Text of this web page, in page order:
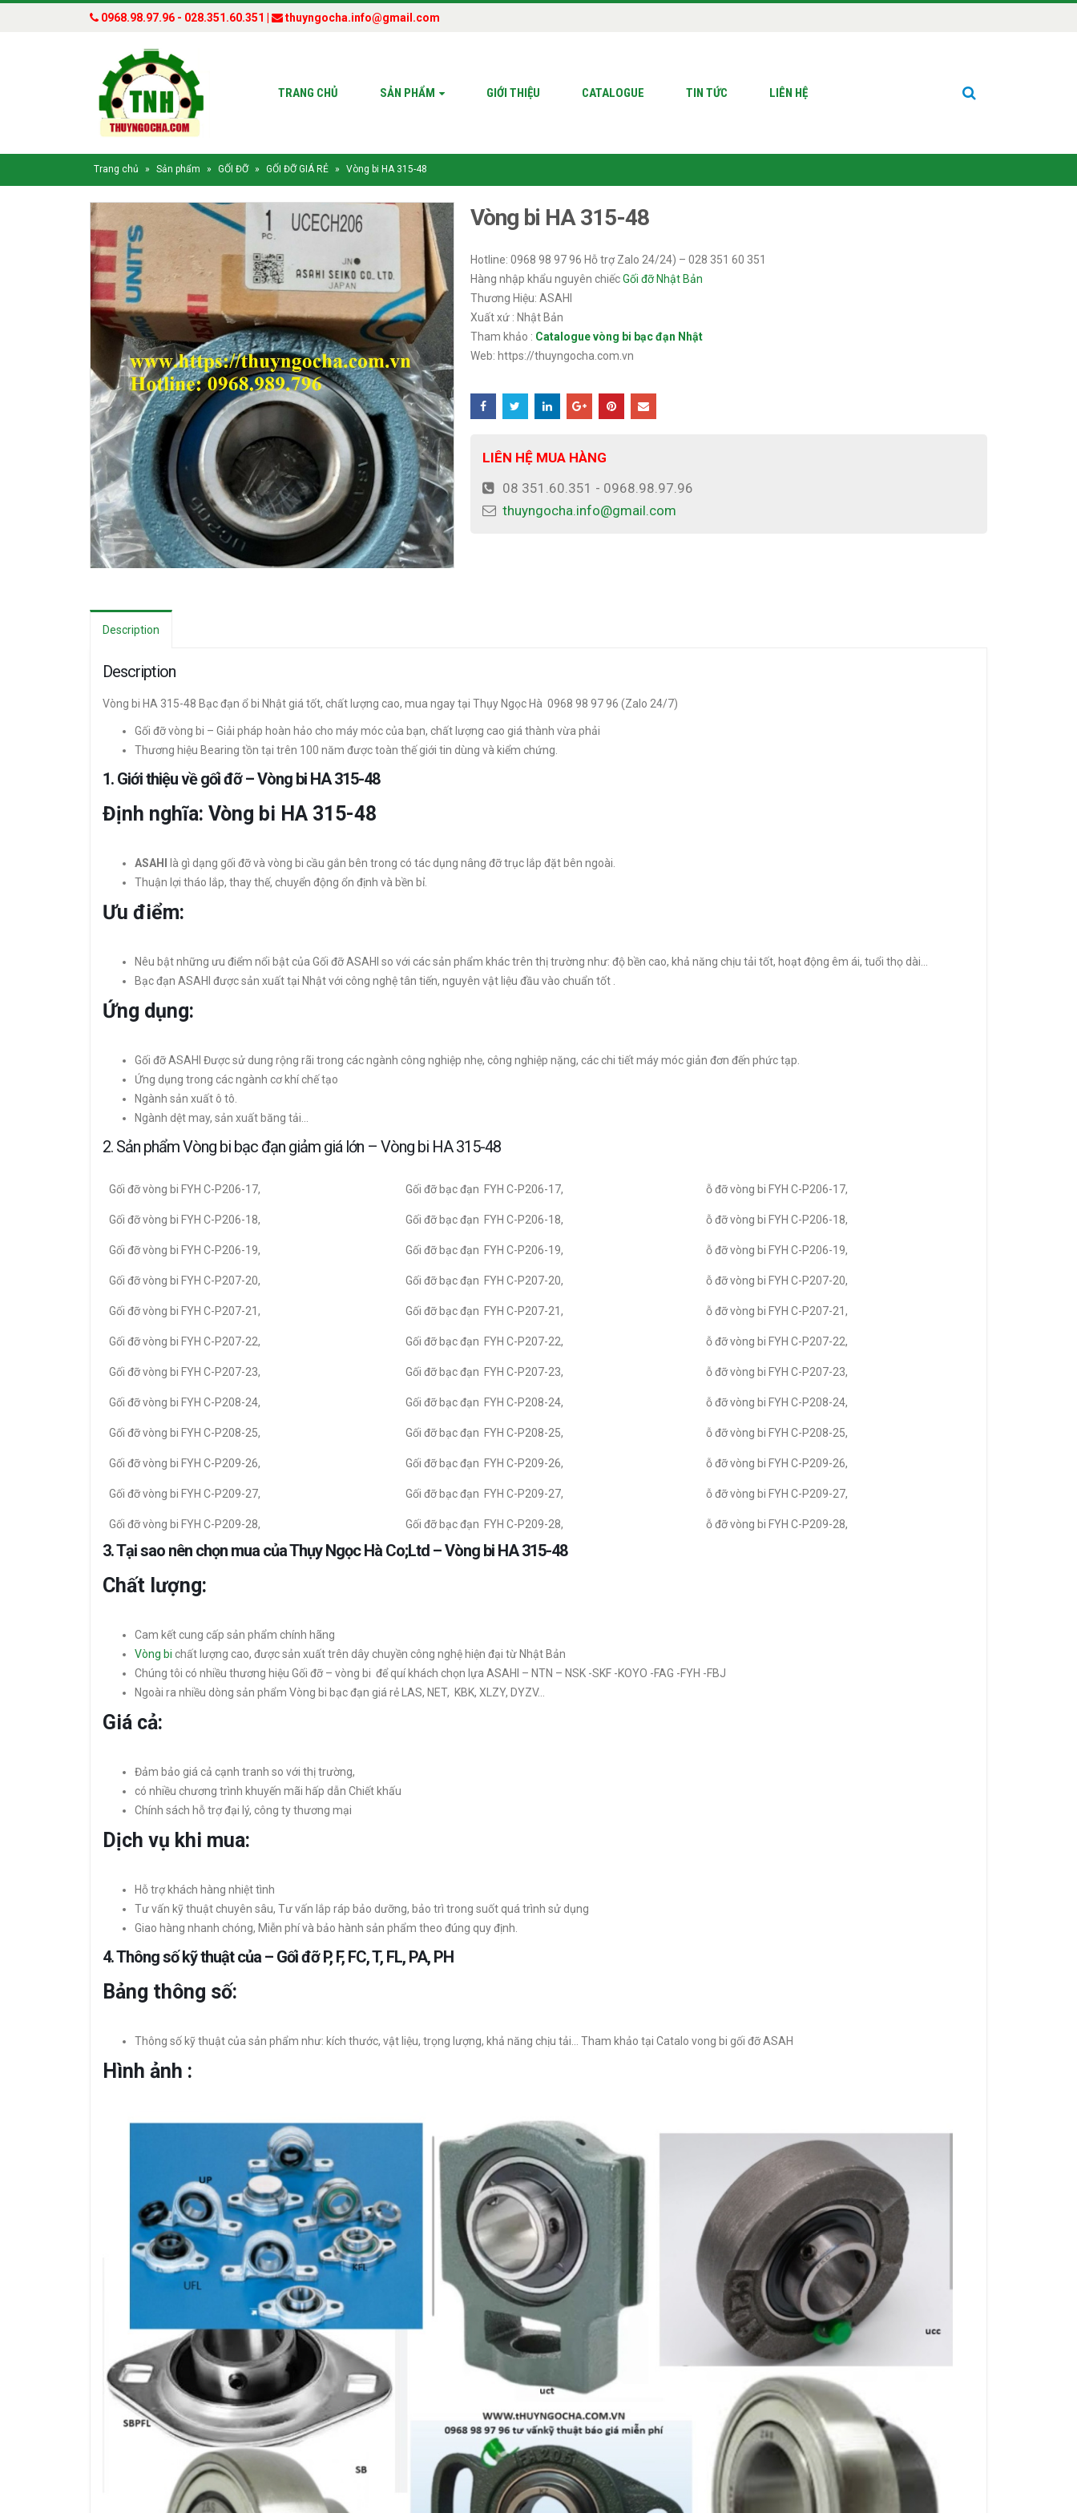
0968.98.97.96 - 028.351.60.351 | thuyngocha.info@gmail.com
TRANG CHỦ SẢN PHẨM GIỚI THIỆU CATALOGUE TIN TỨC LIÊN HỆ
Trang chủ » Sản phẩm » GỐI ĐỠ » GỐI ĐỠ GIÁ RẺ » Vòng bi HA 315-48
Vòng bi HA 315-48
Hotline: 0968 98 97 96 Hỗ trợ Zalo 24/24) – 028 351 60 351
Hàng nhập khẩu nguyên chiếcGối đỡ Nhật Bản
Thương Hiệu: ASAHI
Xuất xứ : Nhật Bản
Tham khảo : Catalogue vòng bi bạc đạn Nhật
Web: https://thuyngocha.com.vn
LIÊN HỆ MUA HÀNG
08 351.60.351 - 0968.98.97.96
thuyngocha.info@gmail.com
Description
Description
Vòng bi HA 315-48 Bạc đạn ổ bi Nhật giá tốt, chất lượng cao, mua ngay tại Thụy Ngọc Hà 0968 98 97 96 (Zalo 24/7)
Gối đỡ vòng bi – Giải pháp hoàn hảo cho máy móc của bạn, chất lượng cao giá thành vừa phải
Thương hiệu Bearing tồn tại trên 100 năm được toàn thế giới tin dùng và kiểm chứng.
1. Giới thiệu về gối đỡ – Vòng bi HA 315-48
Định nghĩa: Vòng bi HA 315-48
ASAHI
là gì dạng gối đỡ và vòng bi cầu gắn bên trong có tác dụng nâng đỡ trục lắp đặt bên ngoài.
Thuận lợi tháo lắp, thay thế, chuyển động ổn định và bền bỉ.
Ưu điểm:
Nêu bật những ưu điểm nổi bật của Gối đỡ ASAHI so với các sản phẩm khác trên thị trường như: độ bền cao, khả năng chịu tải tốt, hoạt động êm ái, tuổi thọ dài…
Bạc đạn ASAHI được sản xuất tại Nhật với công nghệ tân tiến, nguyên vật liệu đầu vào chuẩn tốt .
Ứng dụng:
Gối đỡ ASAHI Được sử dung rộng rãi trong các ngành công nghiệp nhẹ, công nghiệp nặng, các chi tiết máy móc giản đơn đến phức tạp.
Ứng dụng trong các ngành cơ khí chế tạo
Ngành sản xuất ô tô.
Ngành dệt may, sản xuất băng tải…
2. Sản phẩm Vòng bi bạc đạn giảm giá lớn – Vòng bi HA 315-48
Gối đỡ vòng bi FYH C-P206-17, Gối đỡ bạc đạn FYH C-P206-17, ỗ đỡ vòng bi FYH C-P206-17,
Gối đỡ vòng bi FYH C-P206-18, Gối đỡ bạc đạn FYH C-P206-18, ỗ đỡ vòng bi FYH C-P206-18,
Gối đỡ vòng bi FYH C-P206-19, Gối đỡ bạc đạn FYH C-P206-19, ỗ đỡ vòng bi FYH C-P206-19,
Gối đỡ vòng bi FYH C-P207-20, Gối đỡ bạc đạn FYH C-P207-20, ỗ đỡ vòng bi FYH C-P207-20,
Gối đỡ vòng bi FYH C-P207-21, Gối đỡ bạc đạn FYH C-P207-21, ỗ đỡ vòng bi FYH C-P207-21,
Gối đỡ vòng bi FYH C-P207-22, Gối đỡ bạc đạn FYH C-P207-22, ỗ đỡ vòng bi FYH C-P207-22,
Gối đỡ vòng bi FYH C-P207-23, Gối đỡ bạc đạn FYH C-P207-23, ỗ đỡ vòng bi FYH C-P207-23,
Gối đỡ vòng bi FYH C-P208-24, Gối đỡ bạc đạn FYH C-P208-24, ỗ đỡ vòng bi FYH C-P208-24,
Gối đỡ vòng bi FYH C-P208-25, Gối đỡ bạc đạn FYH C-P208-25, ỗ đỡ vòng bi FYH C-P208-25,
Gối đỡ vòng bi FYH C-P209-26, Gối đỡ bạc đạn FYH C-P209-26, ỗ đỡ vòng bi FYH C-P209-26,
Gối đỡ vòng bi FYH C-P209-27, Gối đỡ bạc đạn FYH C-P209-27, ỗ đỡ vòng bi FYH C-P209-27,
Gối đỡ vòng bi FYH C-P209-28, Gối đỡ bạc đạn FYH C-P209-28, ỗ đỡ vòng bi FYH C-P209-28,
3. Tại sao nên chọn mua của Thụy Ngọc Hà Co;Ltd – Vòng bi HA 315-48
Chất lượng:
Cam kết cung cấp sản phẩm chính hãng
Vòng bi chất lượng cao, được sản xuất trên dây chuyền công nghệ hiện đại từ Nhật Bản
Chúng tôi có nhiều thương hiệu Gối đỡ – vòng bi để quí khách chọn lựa ASAHI – NTN – NSK -SKF -KOYO -FAG -FYH -FBJ
Ngoài ra nhiều dòng sản phẩm Vòng bi bạc đạn giá rẻ LAS, NET, KBK, XLZY, DYZV…
Giá cả:
Đảm bảo giá cả cạnh tranh so với thị trường,
có nhiều chương trình khuyến mãi hấp dẫn Chiết khấu
Chính sách hỗ trợ đại lý, công ty thương mại
Dịch vụ khi mua:
Hỗ trợ khách hàng nhiệt tình
Tư vấn kỹ thuật chuyên sâu, Tư vấn lắp ráp bảo dưỡng, bảo trì trong suốt quá trình sử dụng
Giao hàng nhanh chóng, Miễn phí và bảo hành sản phẩm theo đúng quy định.
4. Thông số kỹ thuật của – Gối đỡ P, F, FC, T, FL, PA, PH
Bảng thông số:
Thông số kỹ thuật của sản phẩm như: kích thước, vật liệu, trọng lượng, khả năng chịu tải… Tham khảo tại Catalo vong bi gối đỡ ASAH
Hình ảnh :